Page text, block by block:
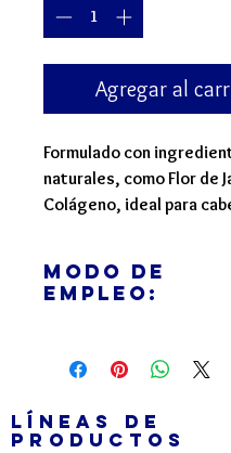
Agregar al
Formulado con
naturales, como Flor de
Colágeno, ideal para
aportando suavidad, brillo
Modo de
empleo:
haga espuma y enjuague,
resultados óptimos luego
completamente el
LÍNEAS DE
PRODUCTOS